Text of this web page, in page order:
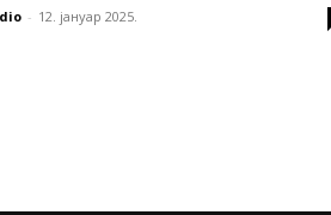
- 12. јануар 2025.